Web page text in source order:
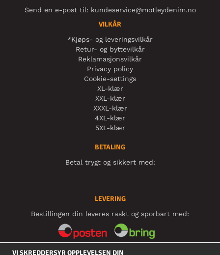
Send en e-post til: kundeservice@motleydenim.no
VILKÅR
*Kjøps- og leveringsvilkår
Retur- og byttevilkår
Reklamasjonsvilkår
Privacy policy
Cookie-settings
XL-klær
XXL-klær
XXXL-klær
4XL-klær
5XL-klær
BETALING
Betal trygt og sikkert med:
LEVERING
Bestillingen din leveres raskt og sporbart med:
VI SKREDDERSYR OPPLEVELSEN DIN